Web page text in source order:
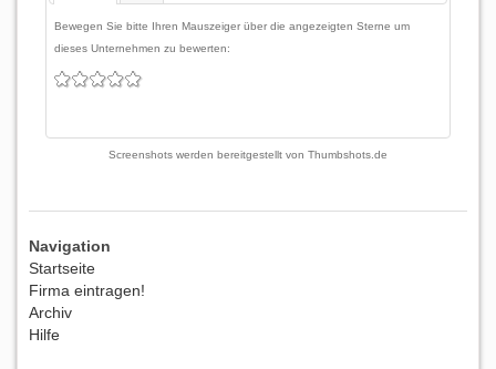
Bewegen Sie bitte Ihren Mauszeiger über die angezeigten Sterne um
dieses Unternehmen zu bewerten:
Screenshots werden bereitgestellt von Thumbshots.de
Navigation
Startseite
Firma eintragen!
Archiv
Hilfe